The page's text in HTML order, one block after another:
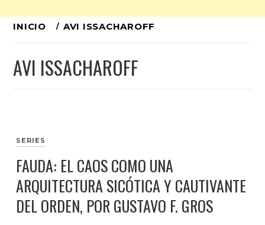
Ir
contenido
INICIO AVI ISSACHAROFF
AVI ISSACHAROFF
SERIES
FAUDA: EL CAOS COMO UNA
ARQUITECTURA SICÓTICA Y CAUTIVANTE
DEL ORDEN, POR GUSTAVO F. GROS